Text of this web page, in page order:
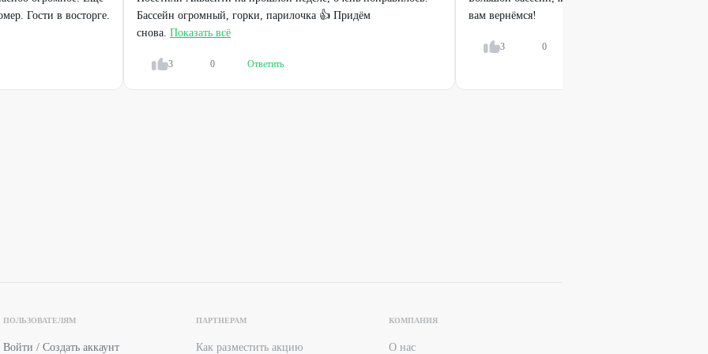
сауны - 3 ч.
+7 (383) 281-59-99 +7 (383) 260-30-66или доступные
предложениями сауны.
небом в подарок.
Гости в восторге.
Бассейн огромный, горки, парилочка 👍 Придём
снова. Показать всё
3 0 Ответить
вам вернёмся!
3 0
ПОЛЬЗОВАТЕЛЯМ
Войти / Создать аккаунт
ПАРТНЕРАМ
Как разместить акцию
КОМПАНИЯ
О нас